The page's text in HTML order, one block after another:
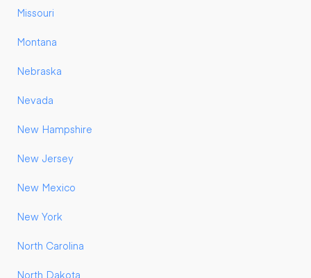
Missouri
Montana
Nebraska
Nevada
New Hampshire
New Jersey
New Mexico
New York
North Carolina
North Dakota